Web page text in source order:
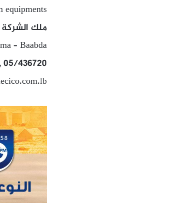
equipments
ملك الشركة
– Baabda
05/436720